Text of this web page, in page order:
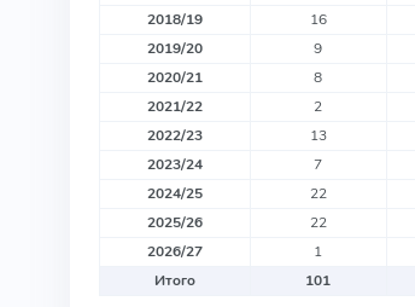
2018/19
16
2019/20
9
2020/21
8
2021/22
2
2022/23
13
2023/24
7
2024/25
22
2025/26
22
2026/27
1
Итого
101